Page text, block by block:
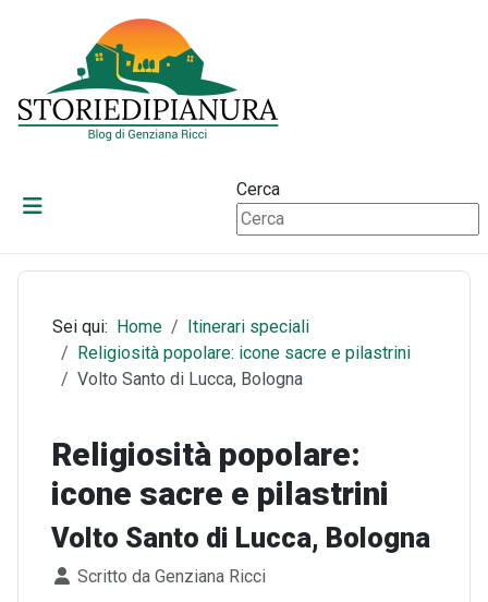
Cerca
Sei qui: Home
Itinerari speciali
Religiosità popolare: icone sacre e pilastrini
Volto Santo di Lucca, Bologna
Religiosità popolare:
icone sacre e pilastrini
Volto Santo di Lucca, Bologna
Dettagli
Scritto da Genziana Ricci